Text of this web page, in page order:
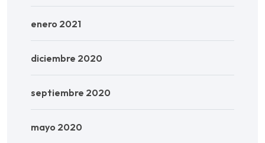
enero 2021
diciembre 2020
septiembre 2020
mayo 2020